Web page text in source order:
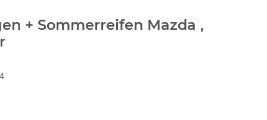
+ Sommerreifen Mazda ,